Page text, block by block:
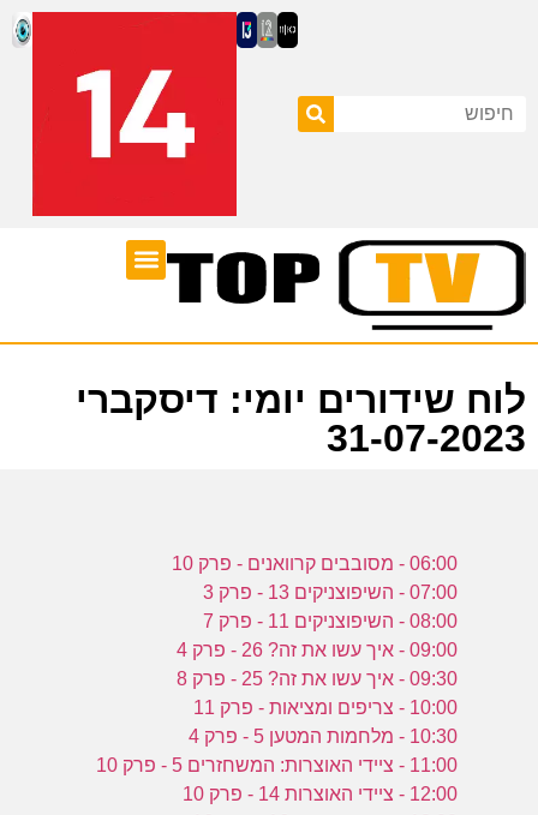
לוח שידורים יומי: דיסקברי
31-07-2023
06:00 - מסובבים קרוואנים - פרק 10
07:00 - השיפוצניקים 13 - פרק 3
08:00 - השיפוצניקים 11 - פרק 7
09:00 - איך עשו את זה? 26 - פרק 4
09:30 - איך עשו את זה? 25 - פרק 8
10:00 - צריפים ומציאות - פרק 11
10:30 - מלחמות המטען 5 - פרק 4
11:00 - ציידי האוצרות: המשחזרים 5 - פרק 10
12:00 - ציידי האוצרות 14 - פרק 10